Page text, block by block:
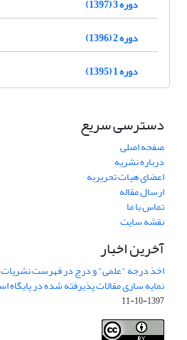
دوره 3 (1397)
دوره 2 (1396)
دوره 1 (1395)
دسترسی سریع
صفحه اصلی
درباره نشریه
اعضای هیات تحریریه
ارسال مقاله
تماس با ما
نقشه سایت
آخرین اخبار
اخذ درجه "علمی" و درج در فهرست
نمایه سازی مقالات پذیرفته شده در پایگاه
1397-10-11